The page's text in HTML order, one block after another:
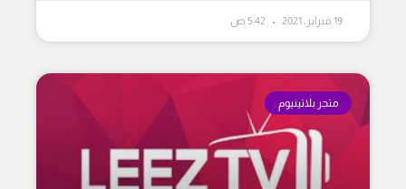
19 فبراير، 2021
متجر بلاتينيوم